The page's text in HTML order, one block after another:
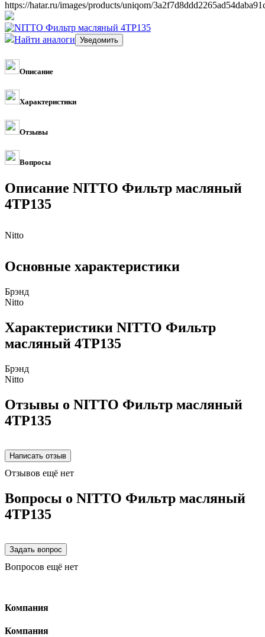
https://hatar.ru/images/products/uniqom/
Найти аналоги
Описание
Характеристики
Отзывы
Вопросы
Описание NITTO Фильтр масляный
4TP135
Nitto
Основные характеристики
Брэнд
Nitto
Характеристики NITTO Фильтр
масляный 4TP135
Брэнд
Nitto
Отзывы о NITTO Фильтр масляный
4TP135
Отзывов ещё нет
Вопросы о NITTO Фильтр масляный
4TP135
Вопросов ещё нет
Компания
Компания